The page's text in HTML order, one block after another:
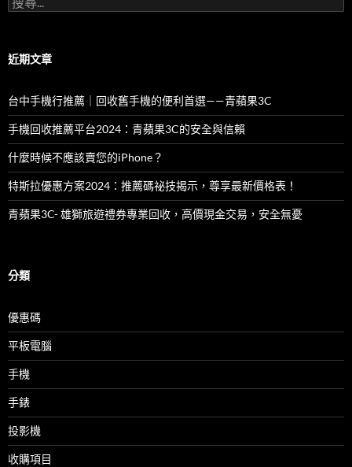
尋
字:
近期文章
台中手機行推薦｜回收舊手機的便利首選——青蘋果3C
手機回收推薦平台2024：青蘋果3C的安全與信賴
什麼時候不應該賣您的iPhone？
特斯拉優惠方案2024：推薦碼祕技揭示，尊享最新價格表！
青蘋果3C- 雄獅旅遊禮券專業回收，高價現金交易，安全無憂
分類
優惠碼
平板電腦
手機
手錶
投影機
收購項目